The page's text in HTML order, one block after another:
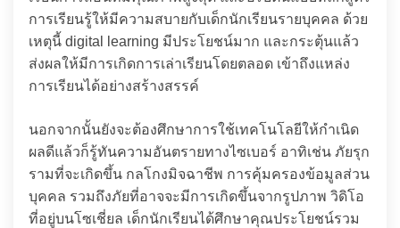
การเรียนรู้ให้มีความสบายกับเด็กนักเรียนรายบุคคล ด้วย
เหตุนี้ digital learning มีประโยชน์มาก และกระตุ้นแล้ว
ส่งผลให้มีการเกิดการเล่าเรียนโดยตลอด เข้าถึงแหล่ง
การเรียนได้อย่างสร้างสรรค์
นอกจากนั้นยังจะต้องศึกษาการใช้เทคโนโลยีให้กำเนิด
ผลดีแล้วก็รู้ทันความอันตรายทางไซเบอร์ อาทิเช่น ภัยรุก
รามที่จะเกิดขึ้น กลโกงมิจฉาชีพ การคุ้มครองข้อมูลส่วน
บุคคล รวมถึงภัยที่อาจจะมีการเกิดขึ้นจากรูปภาพ วิดิโอ
ที่อยู่บนโซเชี่ยล เด็กนักเรียนได้ศึกษาคุณประโยชน์รวม